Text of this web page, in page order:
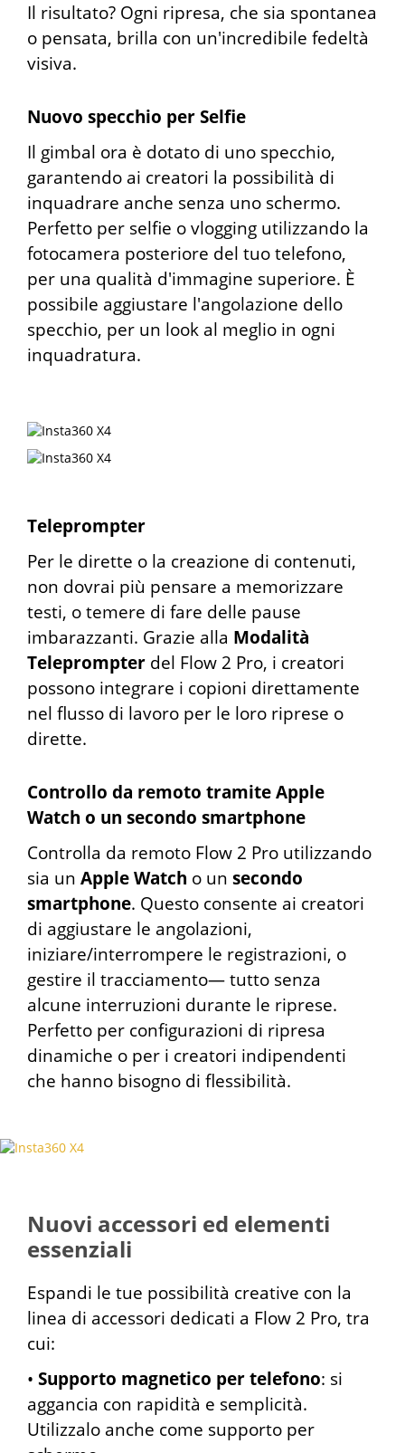
Il risultato? Ogni ripresa, che sia spontanea
o pensata, brilla con un'incredibile fedeltà
visiva.
Nuovo specchio per Selfie
Il gimbal ora è dotato di uno specchio,
garantendo ai creatori la possibilità di
inquadrare anche senza uno schermo.
Perfetto per selfie o vlogging utilizzando la
fotocamera posteriore del tuo telefono,
per una qualità d'immagine superiore. È
possibile aggiustare l'angolazione dello
specchio, per un look al meglio in ogni
inquadratura.
Teleprompter
Per le dirette o la creazione di contenuti,
non dovrai più pensare a memorizzare
testi, o temere di fare delle pause
imbarazzanti. Grazie alla Modalità
Teleprompter del Flow 2 Pro, i creatori
possono integrare i copioni direttamente
nel flusso di lavoro per le loro riprese o
dirette.
Controllo da remoto tramite Apple
Watch o un secondo smartphone
Controlla da remoto Flow 2 Pro utilizzando
sia un Apple Watch o un secondo
smartphone. Questo consente ai creatori
di aggiustare le angolazioni,
iniziare/interrompere le registrazioni, o
gestire il tracciamento— tutto senza
alcune interruzioni durante le riprese.
Perfetto per configurazioni di ripresa
dinamiche o per i creatori indipendenti
che hanno bisogno di flessibilità.
Nuovi accessori ed elementi
essenziali
Espandi le tue possibilità creative con la
linea di accessori dedicati a Flow 2 Pro, tra
cui:
• Supporto magnetico per telefono: si
aggancia con rapidità e semplicità.
Utilizzalo anche come supporto per